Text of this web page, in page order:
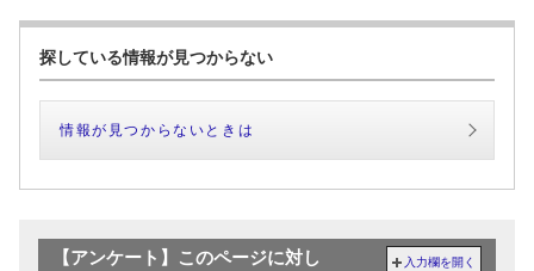
探している情報が見つからない
情報が見つからないときは
【アンケート】このページに対し
入力欄を開く